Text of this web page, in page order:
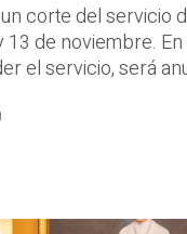
corte del servicio
de noviembre.
el servicio, será